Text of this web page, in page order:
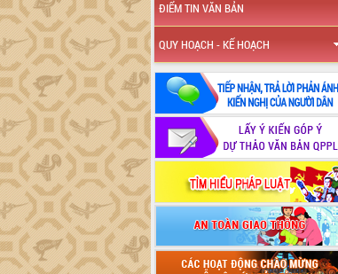
ĐIỂM TIN VĂN BẢN
QUY HOẠCH - KẾ HOẠCH